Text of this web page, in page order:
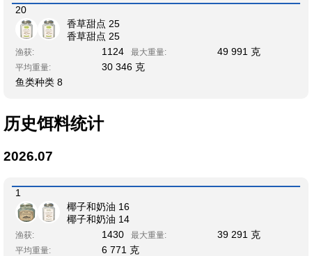
20
香草甜点 25
香草甜点 25
渔获: 1124 最大重量: 49 991 克
平均重量:
30 346 克
鱼类种类 8
历史饵料统计
2026.07
1
椰子和奶油 16
椰子和奶油 14
渔获: 1430 最大重量: 39 291 克
平均重量:
6 771 克